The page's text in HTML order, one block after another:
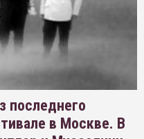
последнего
в Москве. В